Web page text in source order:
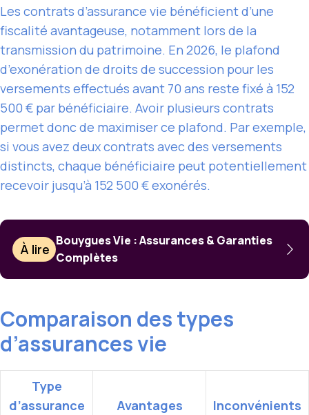
Les contrats d’assurance vie bénéficient d’une
fiscalité avantageuse, notamment lors de la
transmission du patrimoine. En 2026, le plafond
d’exonération de droits de succession pour les
versements effectués avant 70 ans reste fixé à 152
500 € par bénéficiaire. Avoir plusieurs contrats
permet donc de maximiser ce plafond. Par exemple,
si vous avez deux contrats avec des versements
distincts, chaque bénéficiaire peut potentiellement
recevoir jusqu’à 152 500 € exonérés.
À lire
Bouygues Vie : Assurances & Garanties
Complètes
Comparaison des types
d’assurances vie
Type
d’assurance
Avantages Inconvénients